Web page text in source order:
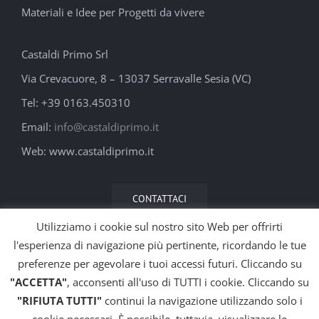
Materiali e Idee per Progetti da vivere
Castaldi Primo Srl
Via Crevacuore, 8 – 13037 Serravalle Sesia (VC)
Tel: +39 0163.450310
Email: info@castaldiprimo.it
Web: www.castaldiprimo.it
CONTATTACI
Utilizziamo i cookie sul nostro sito Web per offrirti
l'esperienza di navigazione più pertinente, ricordando le tue
preferenze per agevolare i tuoi accessi futuri. Cliccando su
"ACCETTA", acconsenti all'uso di TUTTI i cookie. Cliccando su
"RIFIUTA TUTTI" continui la navigazione utilizzando solo i